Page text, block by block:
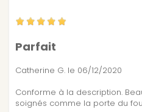
Parfait
Catherine G. le 06/12/2020
Conforme à la description.
soignés comme la porte du